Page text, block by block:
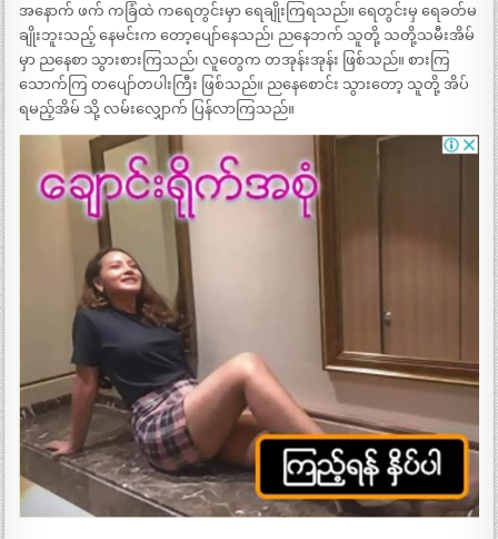
အနောက် ဖက် ကခြံထဲ ကရေတွင်းမှာ ရေချိုးကြရသည်။ ရေတွင်းမှ ရေခတ်မ
ချိုးဘူးသည့် နေမင်းက တော့ပျော်နေသည်၊ ညနေဘက် သူတို့ သတို့သမီးအိမ်
မှာ ညနေစာ သွားစားကြသည်၊ လူတွေက တအုန်းအုန်း ဖြစ်သည်။ စားကြ
သောက်ကြ တပျော်တပါးကြီး ဖြစ်သည်။ ညနေစောင်း သွားတော့ သူတို့ အိပ်
ရမည့်အိမ် သို့ လမ်းလျှောက် ပြန်လာကြသည်။